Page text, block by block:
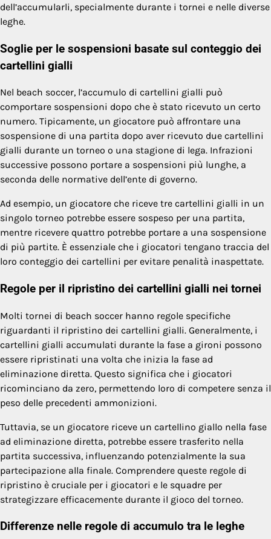
dell’accumularli, specialmente durante i tornei e nelle diverse
leghe.
Soglie per le sospensioni basate sul conteggio dei
cartellini gialli
Nel beach soccer, l’accumulo di cartellini gialli può
comportare sospensioni dopo che è stato ricevuto un certo
numero. Tipicamente, un giocatore può affrontare una
sospensione di una partita dopo aver ricevuto due cartellini
gialli durante un torneo o una stagione di lega. Infrazioni
successive possono portare a sospensioni più lunghe, a
seconda delle normative dell’ente di governo.
Ad esempio, un giocatore che riceve tre cartellini gialli in un
singolo torneo potrebbe essere sospeso per una partita,
mentre ricevere quattro potrebbe portare a una sospensione
di più partite. È essenziale che i giocatori tengano traccia del
loro conteggio dei cartellini per evitare penalità inaspettate.
Regole per il ripristino dei cartellini gialli nei tornei
Molti tornei di beach soccer hanno regole specifiche
riguardanti il ripristino dei cartellini gialli. Generalmente, i
cartellini gialli accumulati durante la fase a gironi possono
essere ripristinati una volta che inizia la fase ad
eliminazione diretta. Questo significa che i giocatori
ricominciano da zero, permettendo loro di competere senza il
peso delle precedenti ammonizioni.
Tuttavia, se un giocatore riceve un cartellino giallo nella fase
ad eliminazione diretta, potrebbe essere trasferito nella
partita successiva, influenzando potenzialmente la sua
partecipazione alla finale. Comprendere queste regole di
ripristino è cruciale per i giocatori e le squadre per
strategizzare efficacemente durante il gioco del torneo.
Differenze nelle regole di accumulo tra le leghe